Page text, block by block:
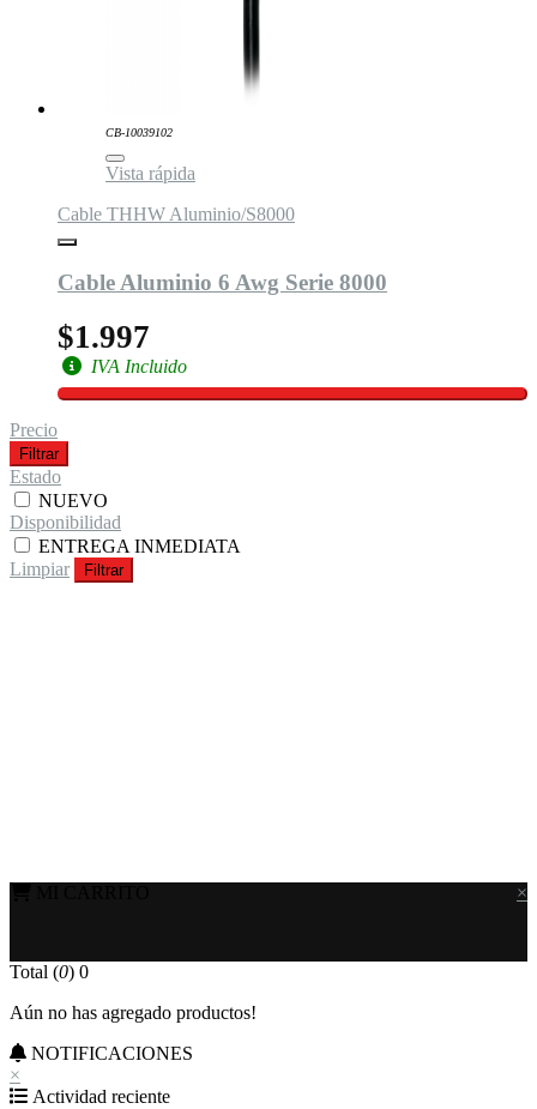
CB-10039102
Vista rápida
Cable THHW Aluminio/S8000
Cable Aluminio 6 Awg Serie 8000
$1.997
IVA Incluido
Precio
Filtrar
Estado
NUEVO
Disponibilidad
ENTREGA INMEDIATA
Limpiar
Filtrar
×
Total (0) 0
Aún no has agregado productos!
NOTIFICACIONES
×
Actividad reciente